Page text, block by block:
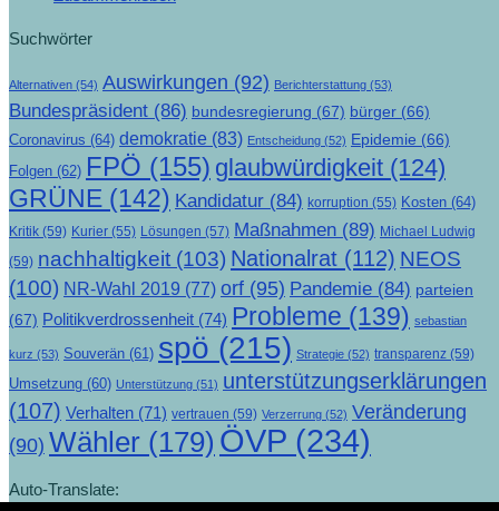
Suchwörter
Alternativen (54) Auswirkungen (92) Berichterstattung (53)
Bundespräsident (86) bundesregierung (67) bürger (66)
Coronavirus (64) demokratie (83) Entscheidung (52) Epidemie (66)
Folgen (62) FPÖ (155) glaubwürdigkeit (124)
GRÜNE (142) Kandidatur (84) korruption (55) Kosten (64)
Kritik (59) Kurier (55) Lösungen (57) Maßnahmen (89) Michael Ludwig
(59) nachhaltigkeit (103) Nationalrat (112) NEOS
(100) NR-Wahl 2019 (77) orf (95) Pandemie (84) parteien
(67) Politikverdrossenheit (74) Probleme (139) sebastian
kurz (53) Souverän (61) spö (215) Strategie (52) transparenz (59)
Umsetzung (60) Unterstützung (51) unterstützungserklärungen
(107) Verhalten (71) vertrauen (59) Verzerrung (52) Veränderung
(90) Wähler (179) ÖVP (234)
Auto-Translate: